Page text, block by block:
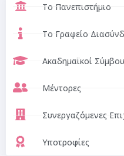
Το Πανεπιστήμιο
Το Γραφείο
Ακαδημαϊκοί
Μέντορες
Συνεργαζόμενες
Υποτροφίες